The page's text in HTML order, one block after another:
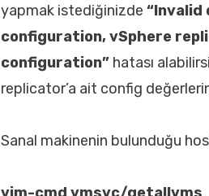
yapmak istediğinizde “Invalid
configuration, vSphere
configuration” hatası
replicator’a ait config
Sanal makinenin bulunduğu